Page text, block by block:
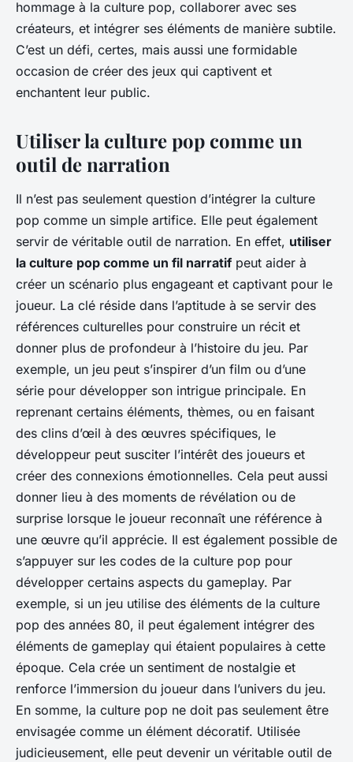
hommage à la culture pop, collaborer avec ses
créateurs, et intégrer ses éléments de manière subtile.
C’est un défi, certes, mais aussi une formidable
occasion de créer des jeux qui captivent et
enchantent leur public.
Utiliser la culture pop comme un
outil de narration
Il n’est pas seulement question d’intégrer la culture
pop comme un simple artifice. Elle peut également
servir de véritable outil de narration. En effet, utiliser
la culture pop comme un fil narratif peut aider à
créer un scénario plus engageant et captivant pour le
joueur. La clé réside dans l’aptitude à se servir des
références culturelles pour construire un récit et
donner plus de profondeur à l’histoire du jeu. Par
exemple, un jeu peut s’inspirer d’un film ou d’une
série pour développer son intrigue principale. En
reprenant certains éléments, thèmes, ou en faisant
des clins d’œil à des œuvres spécifiques, le
développeur peut susciter l’intérêt des joueurs et
créer des connexions émotionnelles. Cela peut aussi
donner lieu à des moments de révélation ou de
surprise lorsque le joueur reconnaît une référence à
une œuvre qu’il apprécie. Il est également possible de
s’appuyer sur les codes de la culture pop pour
développer certains aspects du gameplay. Par
exemple, si un jeu utilise des éléments de la culture
pop des années 80, il peut également intégrer des
éléments de gameplay qui étaient populaires à cette
époque. Cela crée un sentiment de nostalgie et
renforce l’immersion du joueur dans l’univers du jeu.
En somme, la culture pop ne doit pas seulement être
envisagée comme un élément décoratif. Utilisée
judicieusement, elle peut devenir un véritable outil de